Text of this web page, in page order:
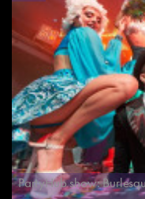
PartyHub show: